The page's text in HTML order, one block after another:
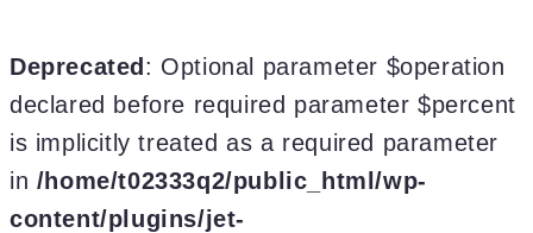
Deprecated : Optional parameter $operation
declared before required parameter $percent
is implicitly treated as a required parameter
in /home/t02333q2/public_html/wp-
content/plugins/jet-